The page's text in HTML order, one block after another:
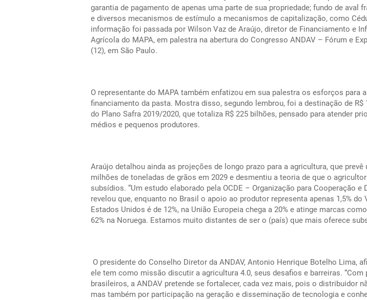
garantia de pagamento de apenas uma parte de sua propriedade; fundo de aval
e diversos mecanismos de estímulo a mecanismos de capitalização, como
informação foi passada por Wilson Vaz de Araújo, diretor de Financiamento e
Agrícola do MAPA, em palestra na abertura do Congresso ANDAV – Fórum e
(12), em São Paulo.
O representante do MAPA também enfatizou em sua palestra os esforços para
financiamento da pasta. Mostra disso, segundo lembrou, foi a destinação de R$
do Plano Safra 2019/2020, que totaliza R$ 225 bilhões, pensado para atender
médios e pequenos produtores.
Araújo detalhou ainda as projeções de longo prazo para a agricultura, que
milhões de toneladas de grãos em 2029 e desmentiu a teoria de que o
subsídios. “Um estudo elaborado pela OCDE – Organização para Cooperação
revelou que, enquanto no Brasil o apoio ao produtor representa apenas 1,5% do
Estados Unidos é de 12%, na União Europeia chega a 20% e atinge marcas
62% na Noruega. Estamos muito distantes de ser o (país) que mais oferece
O presidente do Conselho Diretor da ANDAV, Antonio Henrique Botelho Lima,
ele tem como missão discutir a agricultura 4.0, seus desafios e barreiras.
brasileiros, a ANDAV pretende se fortalecer, cada vez mais, pois o distribuidor
mas também por participação na geração e disseminação de tecnologia e